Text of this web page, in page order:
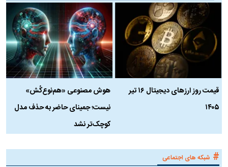
قیمت روز ارز‌های دیجیتال ۱۶ تیر
۱۴۰۵
هوش مصنوعی «هم‌نوع‌کُش»
نیست؛ جمینای حاضر به حذف مدل
کوچک‌تر نشد
# شبکه های اجتماعی